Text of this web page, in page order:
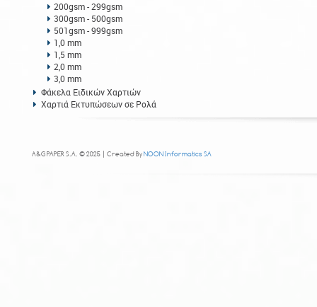
200gsm - 299gsm
300gsm - 500gsm
501gsm - 999gsm
1,0 mm
1,5 mm
2,0 mm
3,0 mm
Φάκελα Ειδικών Χαρτιών
Χαρτιά Εκτυπώσεων σε Ρολά
A&G PAPER S.A. © 2025 | Created ByNOON Informatics SA